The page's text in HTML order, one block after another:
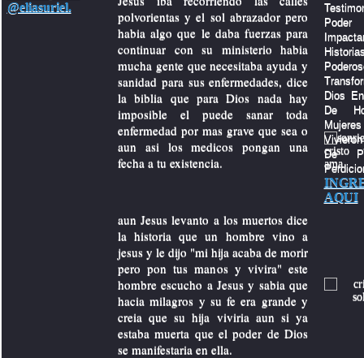
@eliasuriel.
polvorientas y el sol abrazador pero
habia algo que le daba fuerzas para
continuar con su ministerio habia
mucha gente que necesitaba ayuda y
sanidad para sus enfermedades, dice
la biblia que para Dios nada hay
imposible el puede sanar toda
enfermedad por mas grave que sea o
aun asi los medicos pongan una
fecha a tu existencia.
aun Jesus levanto a los muertos dice
la historia que un hombre vino a
jesus y le dijo "mi hija acaba de morir
pero pon tus manos y vivira" este
hombre escucho a Jesus y sabia que
hacia milagros y su fe era grande y
creia que su hija viviria aun si ya
estaba muerta que el poder de Dios
se manifestaria en ella.
Dios
De
De
AQUI